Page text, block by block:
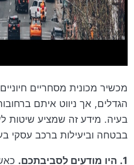
מכשיר מכונית מסחריים
הגדלים, אך ניווט איתם
בעיה. מידע זה שמציע שיטות
בבטחה וביעילות ברכב עסקי
1. היו מודעים לסביבתכם.